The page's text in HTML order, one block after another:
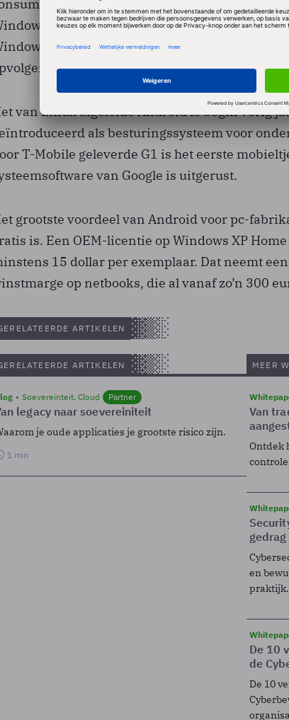
vaak kiezen uit een
XP. Tegenwoordig zijn verreweg de
XP uitgerust. Microsoft heeft
van Windows Vista, ook geschikt is
van Linux afgeleide Android is begin vorig
als besturingssysteem voor
T-Mobile geleverde G1 is het eerste
van Google is uitgerust.
grootste voordeel van Android voor pc-
is. Een OEM-licentie op Windows XP
15 dollar per exemplaar. Dat neemt
op netbooks, die al vanaf zo’n 300
ARTIKELEN
ARTIKELEN
Soevereinteit, Cloud Partner
legacy naar soevereiniteit
je oude applicaties je grootste risico zijn.
1 min
MEER
Van
Ontdek
gedrag
en
praktijk.
De 10
de
De 10